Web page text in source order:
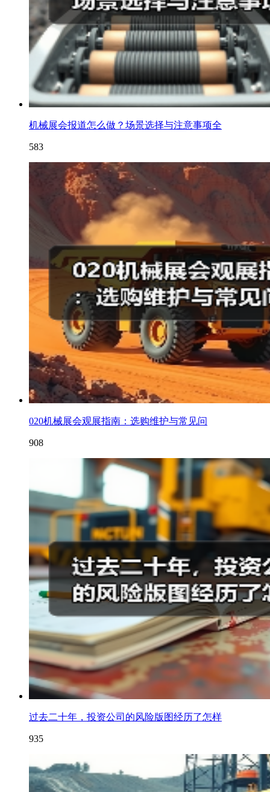
机械展会报道怎么做？场景选择与注意事项全
583
020机械展会观展指南：选购维护与常见问
908
过去二十年，投资公司的风险版图经历了怎样
935